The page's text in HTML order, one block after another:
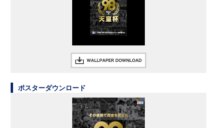
ポスターダウンロード